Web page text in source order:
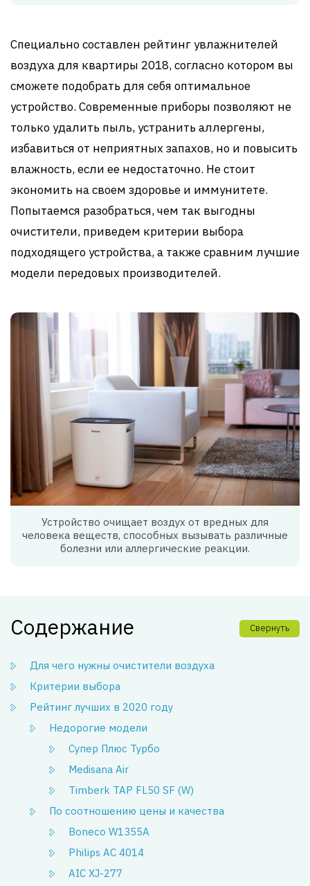
Специально составлен рейтинг увлажнителей
воздуха для квартиры 2018, согласно котором вы
сможете подобрать для себя оптимальное
устройство. Современные приборы позволяют не
только удалить пыль, устранить аллергены,
избавиться от неприятных запахов, но и повысить
влажность, если ее недостаточно. Не стоит
экономить на своем здоровье и иммунитете.
Попытаемся разобраться, чем так выгодны
очистители, приведем критерии выбора
подходящего устройства, а также сравним лучшие
модели передовых производителей.
Устройство очищает воздух от вредных для
человека веществ, способных вызывать различные
болезни или аллергические реакции.
Содержание Свернуть
Для чего нужны очистители воздуха
Критерии выбора
Рейтинг лучших в 2020 году
Недорогие модели
Супер Плюс Турбо
Medisana Air
Timberk TAP FL50 SF (W)
По соотношению цены и качества
Boneco W1355A
Philips AC 4014
AIC XJ-277